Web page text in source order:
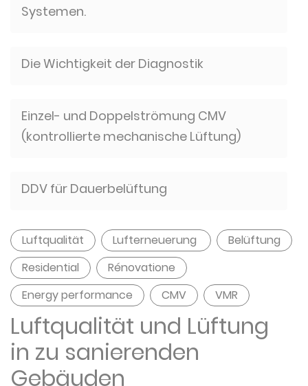
Systemen.
Die Wichtigkeit der Diagnostik
Einzel- und Doppelströmung CMV
(kontrollierte mechanische Lüftung)
DDV für Dauerbelüftung
Luftqualität Lufterneuerung
Belüftung
Residential
Rénovatione
Energy performance
CMV VMR
Luftqualität und Lüftung
in zu sanierenden
Gebäuden